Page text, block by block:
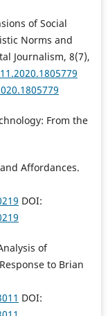
of Social
Norms and
Journalism, 8(7),
From the
Affordances.
DOI:
of
to Brian
DOI: